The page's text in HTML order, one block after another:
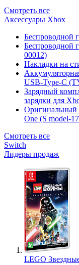
Смотреть все
Аксессуары Xbox
Беспроводной
Беспроводной
00012)
Накладки на
USB-Type-C
Зарядный
зарядки для
Оригинальный
One (S model-
Смотреть все
Switch
Лидеры продаж
LEGO